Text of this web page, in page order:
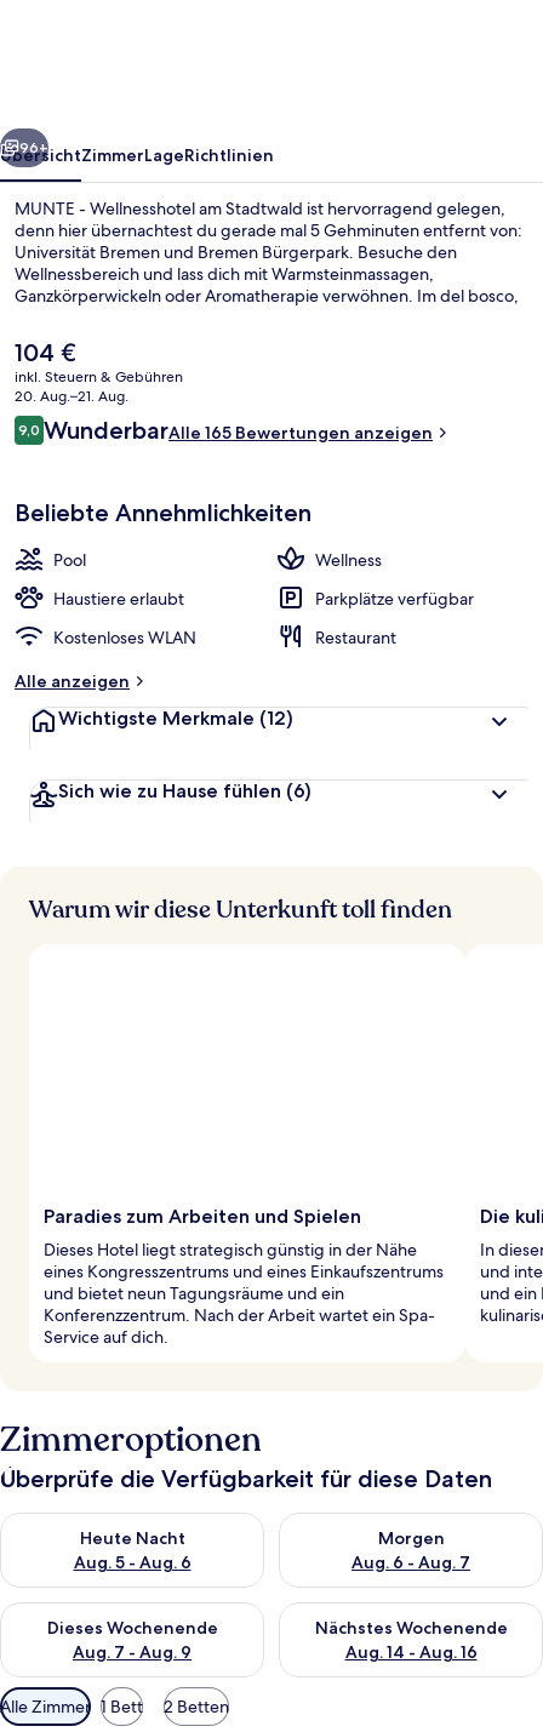
Weiter
96+
ÜbersichtZimmerLageRichtlinien
MUNTE - Wellnesshotel am Stadtwald ist hervorragend gelegen,
denn hier übernachtest du gerade mal 5 Gehminuten entfernt von:
Universität Bremen und Bremen Bürgerpark. Besuche den
Wellnessbereich und lass dich mit Warmsteinmassagen,
Ganzkörperwickeln oder Aromatherapie verwöhnen. Im del bosco,
italienische Küche serviert. Als weitere Highlights bietet dieses
Hotel im luxuriösen Stil einen Innenpool, eine Loungebar und einen
Fitnessbereich.
Der
aktuelle
Preis
beträgt
104 €.
104 €
inkl. Steuern & Gebühren
20. Aug.–21. Aug.
Bewertungen
9,09,0 von 10.
WunderbarAlle 165 Bewertungen anzeigen
Beliebte Annehmlichkeiten
Pool
Wellness
Haustiere erlaubt
Parkplätze verfügbar
Kostenloses WLAN
Restaurant
Alle anzeigen
Wichtigste Merkmale (12)
Sich wie zu Hause fühlen (6)
Warum wir diese Unterkunft toll finden
Paradies zum Arbeiten und Spielen
Dieses Hotel liegt strategisch günstig in der Nähe
eines Kongresszentrums und eines Einkaufszentrums
und bietet neun Tagungsräume und ein
Konferenzzentrum. Nach der Arbeit wartet ein Spa-
Service auf dich.
Die
In
und
und ein
Zimmeroptionen
Überprüfe die Verfügbarkeit für diese Daten
Heute Nacht
Aug. 5 - Aug. 6
Überprüfe die Verfügbarkeit für heute Nacht, Aug. 5 - Aug. 6.
Morgen
Aug. 6 - Aug. 7
Überprüfe die Verfügbarkeit
Dieses Wochenende
Aug. 7 - Aug. 9
Überprüfe die Verfügbarkeit für dieses Wochenende, Aug. 7
Nächstes Wochenende
Aug. 14 - Aug. 16
Überprüfe die Verfügbarkeit
Verfügbare
Filter
Alle Zimmer 1 Bett 2 Betten